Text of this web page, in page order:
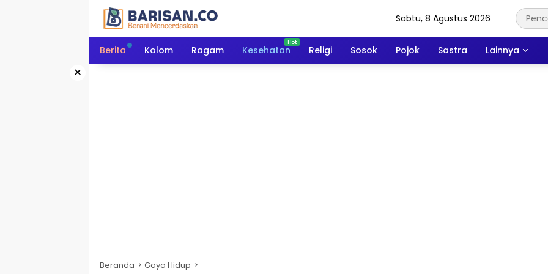
Sabtu, 8 Agustus 2026
Berita Kolom Ragam Kesehatan Religi Sosok Pojok Sastra Lainnya
×
Beranda Gaya Hidup